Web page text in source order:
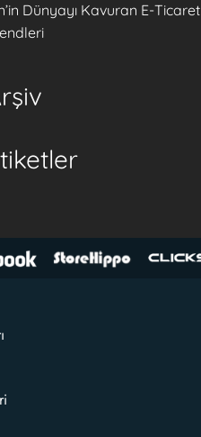
Dünyayı Kavuran E-Ticaret